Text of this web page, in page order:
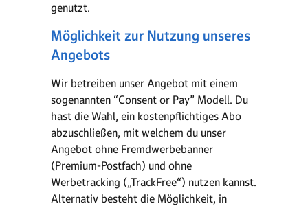
genutzt.
Möglichkeit zur Nutzung unseres
Angebots
Wir betreiben unser Angebot mit einem
sogenannten “Consent or Pay” Modell. Du
hast die Wahl, ein kostenpflichtiges Abo
abzuschließen, mit welchem du unser
Angebot ohne Fremdwerbebanner
(Premium-Postfach) und ohne
Werbetracking („TrackFree“) nutzen kannst.
Alternativ besteht die Möglichkeit, in